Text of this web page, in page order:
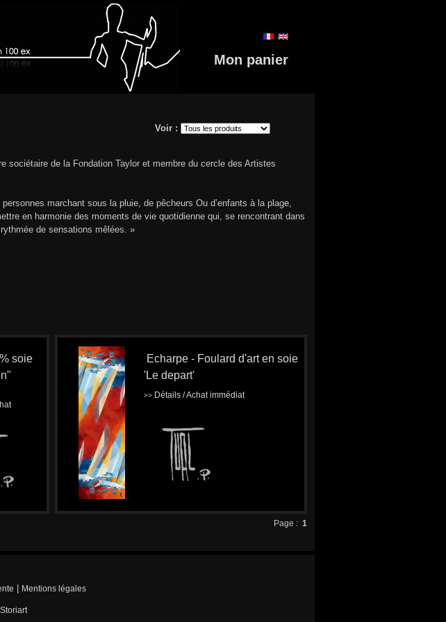
Mon panier
Voir :
sociétaire de la Fondation Taylor et membre du cercle des Artistes
marchant sous la pluie, de pêcheurs Ou d’enfants à la plage,
en harmonie des moments de vie quotidienne qui, se rencontrant dans
de sensations mêlées. »
soie
Echarpe - Foulard d'art en soie
'Le depart'
>> Détails / Achat immédiat
Page : 1
Mentions légales
Storiart